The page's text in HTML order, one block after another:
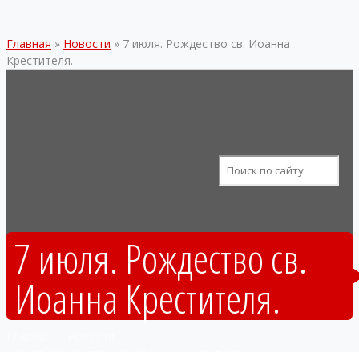
Главная » Новости » 7 июля. Рождество св. Иоанна
Крестителя.
7 июля. Рождество св.
Иоанна Крестителя.